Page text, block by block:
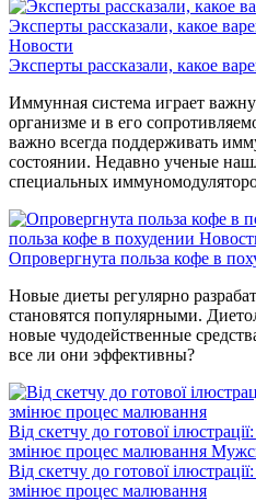
Эксперты рассказали, какое
Новости
Эксперты рассказали, какое
Иммунная система играет
организме и в его
важно всегда поддерживать
состоянии. Недавно ученые
специальных
польза кофе в похудении
Опровергнута польза кофе в
Новые диеты регулярно
становятся популярными.
новые чудодейственные
все ли они эффективны?
Від скетчу до готової
змінює процес малювання
Від скетчу до готової
змінює процес малювання